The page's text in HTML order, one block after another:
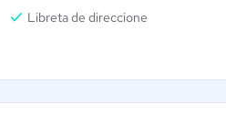
Libreta de direccione